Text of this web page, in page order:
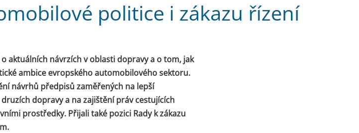
politice i zákazu řízení
aktuálních návrzích v oblasti dopravy a o tom, jak
ambice evropského automobilového sektoru.
návrhů předpisů zaměřených na lepší
dopravy a na zajištění práv cestujících
prostředky. Přijali také pozici Rady k zákazu